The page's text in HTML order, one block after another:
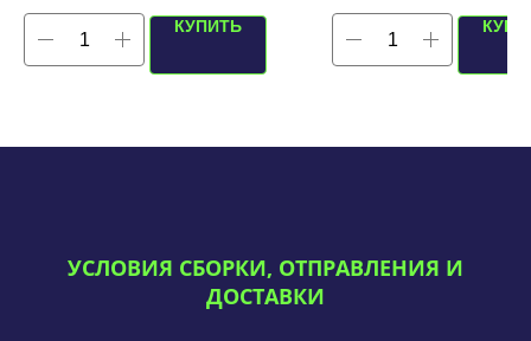
КУПИТЬ
УСЛОВИЯ СБОРКИ, ОТПРАВЛЕНИЯ И
ДОСТАВКИ